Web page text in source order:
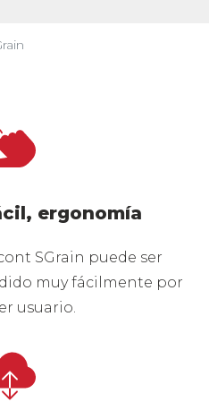
ergonomía
SGrain puede ser
muy fácilmente por
usuario.